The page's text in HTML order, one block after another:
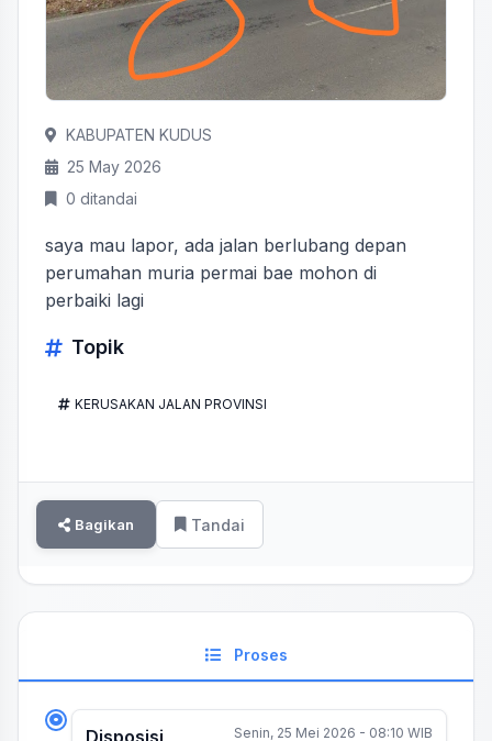
KABUPATEN KUDUS
25 May 2026
0 ditandai
saya mau lapor, ada jalan berlubang depan
perumahan muria permai bae mohon di
perbaiki lagi
Topik
KERUSAKAN JALAN PROVINSI
Bagikan Tandai
Proses
Disposisi Senin, 25 Mei 2026 - 08:10 WIB